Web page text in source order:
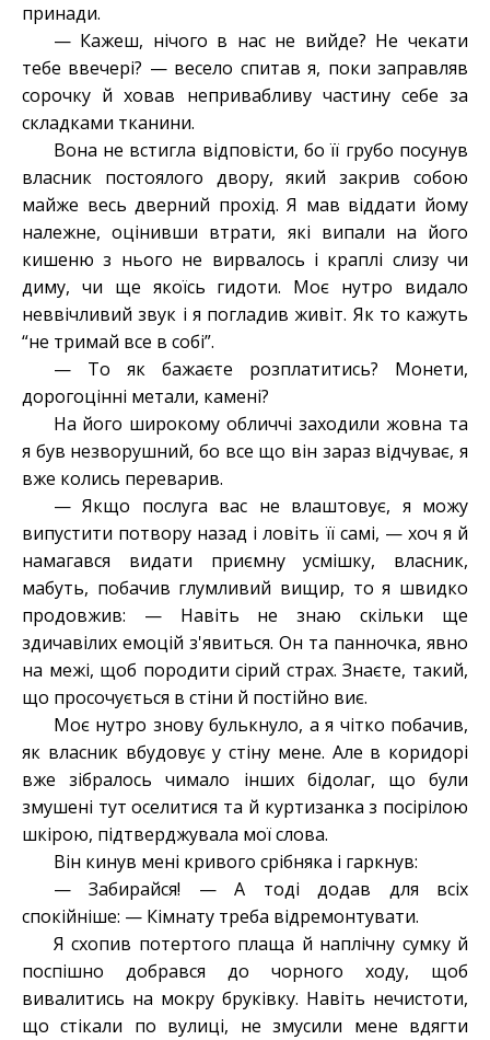
принади.
— Кажеш, нічого в нас не вийде? Не чекати
тебе ввечері? — весело спитав я, поки заправляв
сорочку й ховав непривабливу частину себе за
складками тканини.
Вона не встигла відповісти, бо її грубо посунув
власник постоялого двору, який закрив собою
майже весь дверний прохід. Я мав віддати йому
належне, оцінивши втрати, які випали на його
кишеню з нього не вирвалось і краплі слизу чи
диму, чи ще якоїсь гидоти. Моє нутро видало
неввічливий звук і я погладив живіт. Як то кажуть
“не тримай все в собі”.
— То як бажаєте розплатитись? Монети,
дорогоцінні метали, камені?
На його широкому обличчі заходилижовна та
я був незворушний, бо все що він зараз відчуває, я
вже колись переварив.
— Якщо послуга вас не влаштовує, я можу
випустити потвору назад і ловіть її самі, — хоч я й
намагався видати приємну усмішку, власник,
мабуть, побачив глумливий вищир, то я швидко
продовжив: — Навіть не знаю скільки ще
здичавілих емоцій з'явиться. Он та панночка, явно
на межі, щоб породити сірий страх. Знаєте, такий,
що просочується в стіни й постійно виє.
Моє нутро знову булькнуло, а я чітко побачив,
як власник вбудовує у стіну мене. Але в коридорі
вже зібралось чимало інших бідолаг, що були
змушені тут оселитися та й куртизанка з посірілою
шкірою, підтверджувала мої слова.
Він кинув мені кривого срібняка і гаркнув:
— Забирайся! — А тоді додав для всіх
спокійніше: — Кімнату треба відремонтувати.
Я схопив потертого плаща й наплічну сумку й
поспішно добрався до чорного ходу, щоб
вивалитись на мокру бруківку. Навіть нечистоти,
що стікали по вулиці, не змусили мене вдягти